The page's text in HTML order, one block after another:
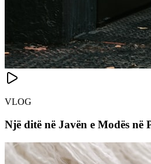
VLOG
Një ditë në Javën e Modës në